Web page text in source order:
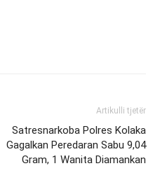
Artikulli tjetër
Satresnarkoba Polres Kolaka
Gagalkan Peredaran Sabu 9,04
Gram, 1 Wanita Diamankan